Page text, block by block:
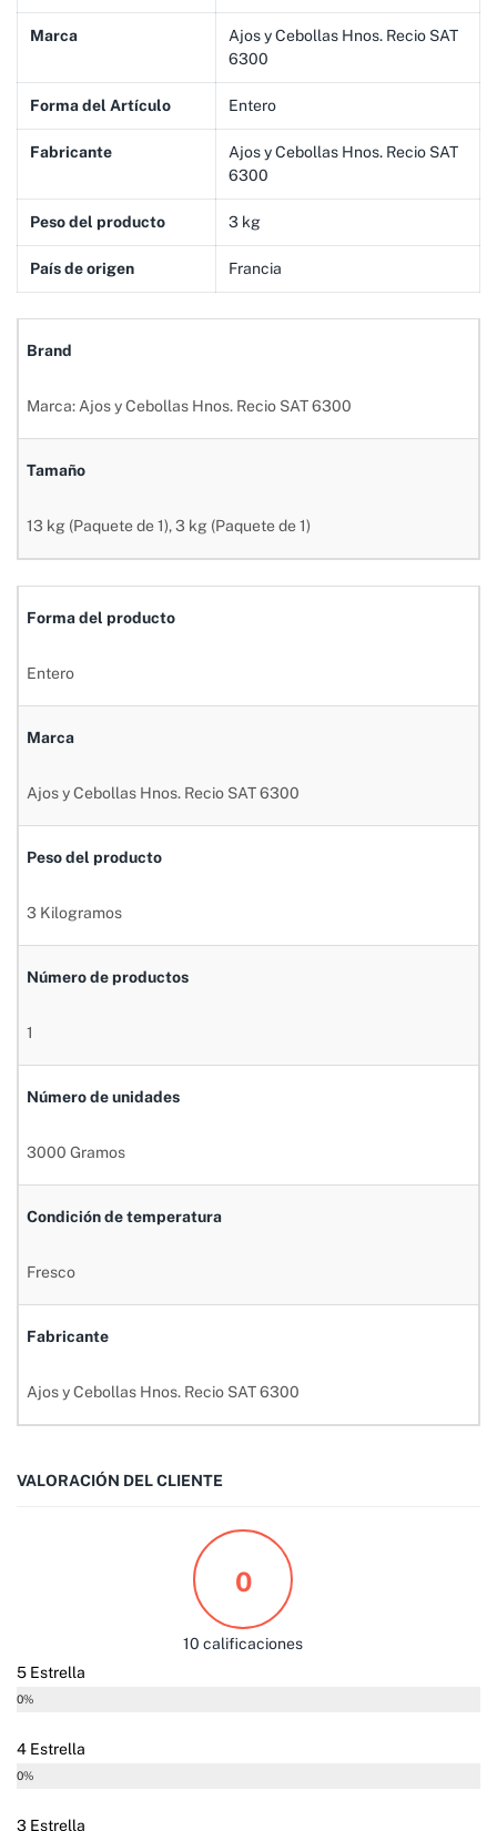
Marca
‎Ajos y Cebollas Hnos. Recio SAT
6300
Forma del Artículo ‎Entero
Fabricante
‎Ajos y Cebollas Hnos. Recio SAT
6300
Peso del producto ‎3 kg
País de origen ‎Francia
Brand
Marca: Ajos y Cebollas Hnos. Recio SAT 6300
Tamaño
13 kg (Paquete de 1), 3 kg (Paquete de 1)
Forma del producto
Entero
Marca
Ajos y Cebollas Hnos. Recio SAT 6300
Peso del producto
3 Kilogramos
Número de productos
1
Número de unidades
3000 Gramos
Condición de temperatura
Fresco
Fabricante
Ajos y Cebollas Hnos. Recio SAT 6300
VALORACIÓN DEL CLIENTE
0
10 calificaciones
5 Estrella
0%
4 Estrella
0%
3 Estrella